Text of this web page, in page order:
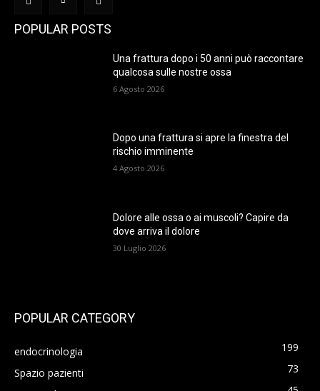
POPULAR POSTS
Una frattura dopo i 50 anni può raccontare
qualcosa sulle nostre ossa
6 Agosto 2026
Dopo una frattura si apre la finestra del
rischio imminente
4 Agosto 2026
Dolore alle ossa o ai muscoli? Capire da
dove arriva il dolore
30 Luglio 2026
POPULAR CATEGORY
endocrinologia
199
Spazio pazienti
73